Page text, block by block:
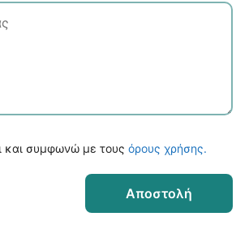
και συμφωνώ με τους όρους χρήσης.